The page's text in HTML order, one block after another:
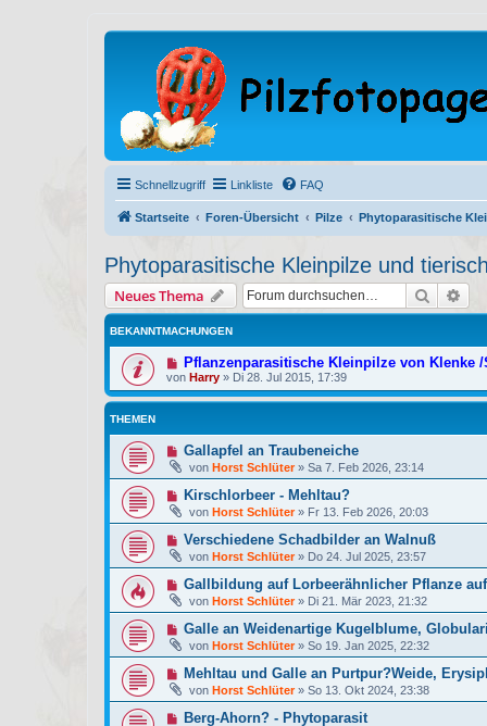
Schnellzugriff Linkliste FAQ
Startseite Foren-Übersicht Pilze Phytoparasitische
Phytoparasitische Kleinpilze und
Neues Thema Suche
BEKANNTMACHUNGEN
Pflanzenparasitische Kleinpilze von Klenke
von Harry » Di 28. Jul 2015, 17:39
THEMEN
Gallapfel an Traubeneiche
von Horst Schlüter» Sa 7. Feb 2026, 23:14
Kirschlorbeer - Mehltau?
von Horst Schlüter» Fr 13. Feb 2026, 20:03
Verschiedene Schadbilder an Walnuß
von Horst Schlüter» Do 24. Jul 2025, 23:57
Gallbildung auf Lorbeerähnlicher Pflanze
von Horst Schlüter» Di 21. Mär 2023, 21:32
Galle an Weidenartige Kugelblume,
von Horst Schlüter» So 19. Jan 2025, 22:32
Mehltau und Galle an Purtpur?Weide,
von Horst Schlüter» So 13. Okt 2024, 23:38
Berg-Ahorn? - Phytoparasit